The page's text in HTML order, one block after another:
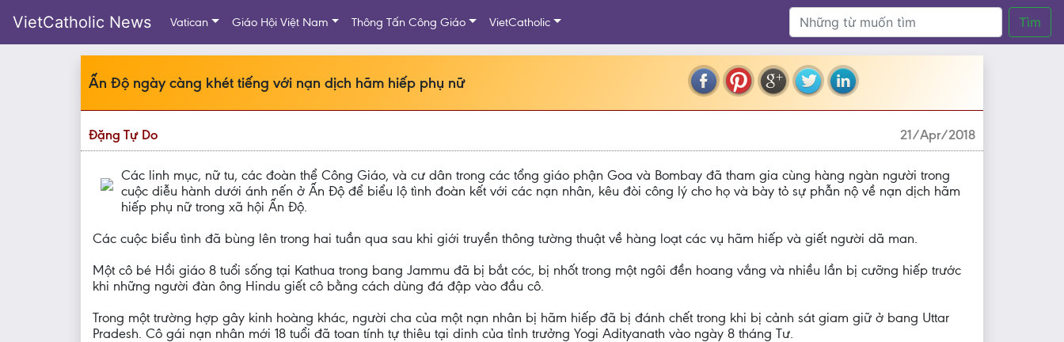
VietCatholic News Vatican Giáo Hội Việt Nam Thông Tấn Công Giáo VietCatholic Tìm
Ấn Độ ngày càng khét tiếng với nạn dịch hãm hiếp phụ nữ
Đặng Tự Do 21/Apr/2018
Các linh mục, nữ tu, các đoàn thể Công Giáo, và cư dân trong các tổng giáo phận Goa và Bombay đã tham gia cùng hàng ngàn người trong
cuộc diễu hành dưới ánh nến ở Ấn Độ để biểu lộ tình đoàn kết với các nạn nhân, kêu đòi công lý cho họ và bày tỏ sự phẫn nộ về nạn dịch hãm
hiếp phụ nữ trong xã hội Ấn Độ.
Các cuộc biểu tình đã bùng lên trong hai tuần qua sau khi giới truyền thông tường thuật về hàng loạt các vụ hãm hiếp và giết người dã man.
Một cô bé Hồi giáo 8 tuổi sống tại Kathua trong bang Jammu đã bị bắt cóc, bị nhốt trong một ngôi đền hoang vắng và nhiều lần bị cưỡng hiếp trước
khi những người đàn ông Hindu giết cô bằng cách dùng đá đập vào đầu cô.
Trong một trường hợp gây kinh hoàng khác, người cha của một nạn nhân bị hãm hiếp đã bị đánh chết trong khi bị cảnh sát giam giữ ở bang Uttar
Pradesh. Cô gái nạn nhân mới 18 tuổi đã toan tính tự thiêu tại dinh của tỉnh trưởng Yogi Adityanath vào ngày 8 tháng Tư.